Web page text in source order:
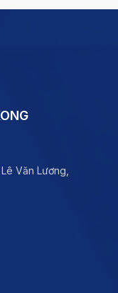
Văn Lương,